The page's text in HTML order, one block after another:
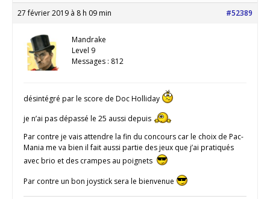
27 février 2019 à 8 h 09 min #52389
Mandrake
Level 9
Messages : 812
désintégré par le score de Doc Holliday
je n’ai pas dépassé le 25 aussi depuis
Par contre je vais attendre la fin du concours car le choix de Pac-
Mania me va bien il fait aussi partie des jeux que j’ai pratiqués
avec brio et des crampes au poignets
Par contre un bon joystick sera le bienvenue